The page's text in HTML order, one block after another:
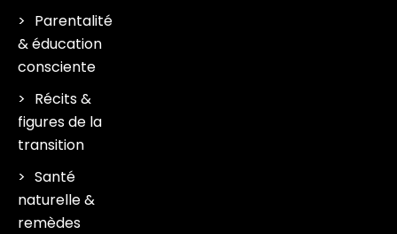
Parentalité
& éducation
consciente
Récits &
figures de la
transition
Santé
naturelle &
remèdes